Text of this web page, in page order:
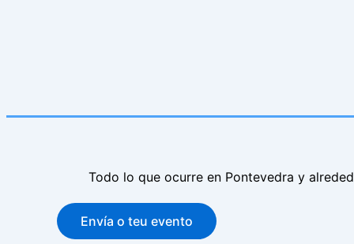
Todo lo que ocurre en Pontevedra y
Envía o teu evento